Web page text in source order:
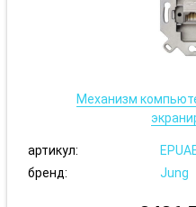
Механизм
артикул:
бренд:
Jung